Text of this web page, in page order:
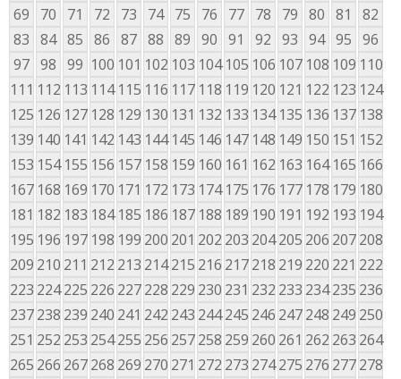
69
70 71 72 73 74 75 76 77 78 79 80 81
82
83 84 85 86 87 88 89 90 91 92 93 94 95 96
97 98 99 100 101 102 103 104 105 106 107 108 109 110
111 112 113 114 115 116 117 118 119 120 121 122 123 124
125 126 127 128 129 130 131 132 133 134 135 136 137 138
139 140 141 142 143 144 145 146 147 148 149 150 151 152
153 154 155 156 157 158 159 160 161 162 163 164 165 166
167 168 169 170 171 172 173 174 175 176 177 178 179 180
181 182 183 184 185 186 187 188 189 190 191 192 193 194
195 196 197 198 199 200 201 202 203 204205 206 207208
209 210 211 212 213 214215 216 217218 219 220 221 222
223 224225 226 227228 229 230 231 232 233 234235 236
237238 239 240 241 242 243 244245 246 247248 249 250
251 252 253 254255 256 257258 259 260 261 262 263 264
265 266 267268 269 270 271 272 273 274275 276 277278